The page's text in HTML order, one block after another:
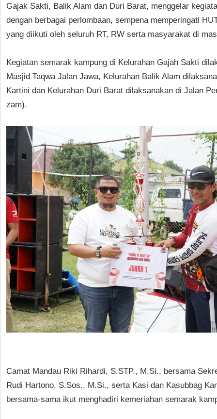
Gajak Sakti, Balik Alam dan Duri Barat, menggelar
dengan berbagai perlombaan, sempena memperingati
yang diikuti oleh seluruh RT, RW serta masyarakat di
Kegiatan semarak kampung di Kelurahan Gajah Sakti
Masjid Taqwa Jalan Jawa, Kelurahan Balik Alam
Kartini dan Kelurahan Duri Barat dilaksanakan di Jalan
zam).
Camat Mandau Riki Rihardi, S.STP., M.Si., bersama
Rudi Hartono, S.Sos., M.Si., serta Kasi dan Kasubbag
bersama-sama ikut menghadiri kemeriahan semarak